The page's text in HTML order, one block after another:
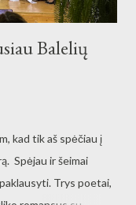
Balelių
kad tik aš spėčiau į
Spėjau ir šeimai
Trys poetai,